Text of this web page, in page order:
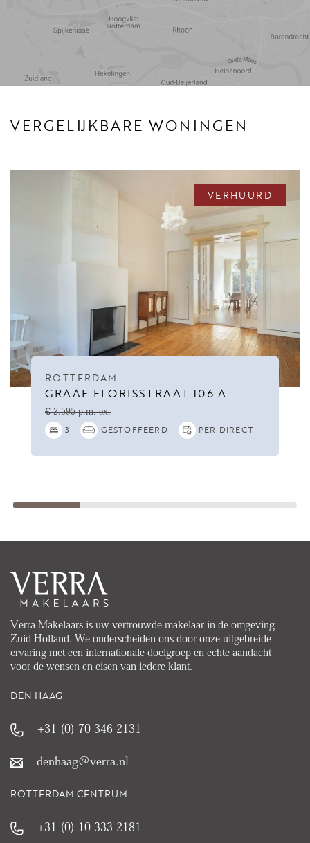
Voorzieningen
VERGELIJKBARE WONINGEN
VERHUURD
ROTTERDAM
GRAAF FLORISSTRAAT 106 A
€ 2.595 p.m. ex.
3 GESTOFFEERD PER DIRECT
Verra Makelaars is uw vertrouwde makelaar in de omgeving
Zuid Holland. We onderscheiden ons door onze uitgebreide
ervaring met een internationale doelgroep en echte aandacht
voor de wensen en eisen van iedere klant.
DEN HAAG
+31 (0) 70 346 2131
denhaag@verra.nl
ROTTERDAM CENTRUM
+31 (0) 10 333 2181